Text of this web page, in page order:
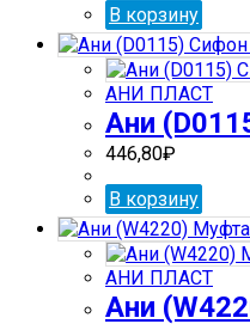
В корзину
АНИ ПЛАСТ
Ани
446,80₽
В корзину
АНИ ПЛАСТ
Ани